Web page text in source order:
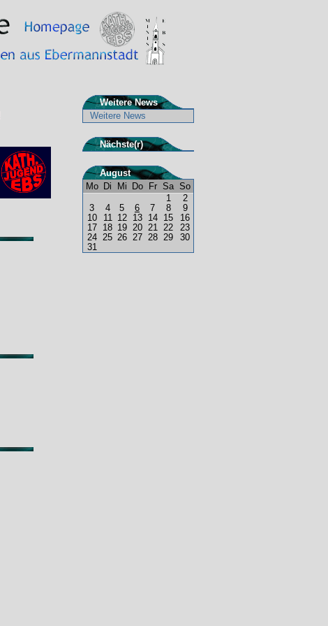
Weitere News
Weitere News
Nächste(r)
August
Mo
Di Mi Do Fr Sa So
1
2
3
4 5 6 7 8
9
10
11 12 13 14 15
16
17
18 19 20 21 22
23
24 25 26 27 28 29
30
31